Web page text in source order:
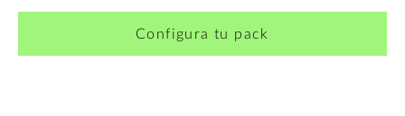
Configura tu pack